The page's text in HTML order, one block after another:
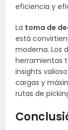
eficiencia y
La toma de
está
moderna. Los
herramientas
insights
cargas y
rutas de